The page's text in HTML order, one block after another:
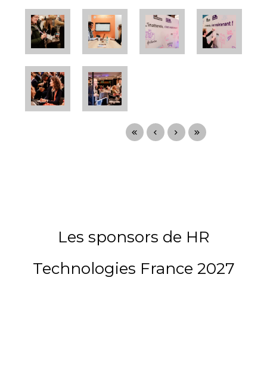
Les sponsors de HR
Technologies France 2027